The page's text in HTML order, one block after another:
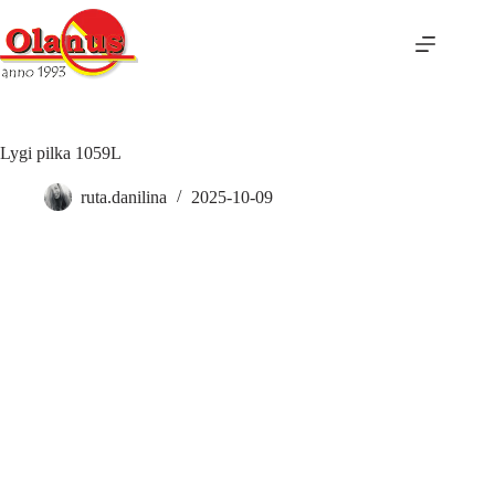
Lygi pilka 1059L
ruta.danilina 2025-10-09